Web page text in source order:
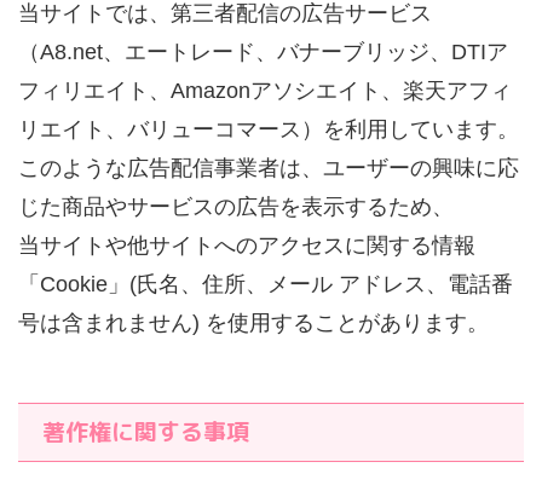
当サイトでは、第三者配信の広告サービス
（A8.net、エートレード、バナーブリッジ、DTIア
フィリエイト、Amazonアソシエイト、楽天アフィ
リエイト、バリューコマース）を利用しています。
このような広告配信事業者は、ユーザーの興味に応
じた商品やサービスの広告を表示するため、
当サイトや他サイトへのアクセスに関する情報
「Cookie」(氏名、住所、メール アドレス、電話番
号は含まれません) を使用することがあります。
著作権に関する事項